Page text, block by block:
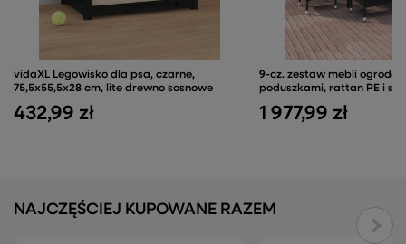
vidaXL Legowisko dla psa, czarne,
75,5x55,5x28 cm, lite drewno sosnowe
432,99 zł
9-cz. zestaw mebli
poduszkami, rattan PE i
1 977,99 zł
NAJCZĘŚCIEJ KUPOWANE RAZEM